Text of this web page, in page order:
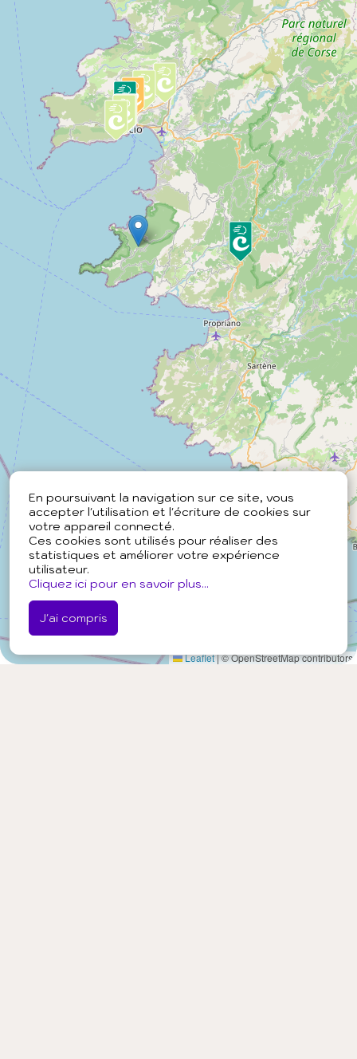
En poursuivant la navigation sur ce site, vous
accepter l'utilisation et l'écriture de cookies sur
votre appareil connecté.
Ces cookies sont utilisés pour réaliser des
statistiques et améliorer votre expérience
utilisateur.
Cliquez ici pour en savoir plus...
J'ai compris
Leaflet|© OpenStreetMap contributors